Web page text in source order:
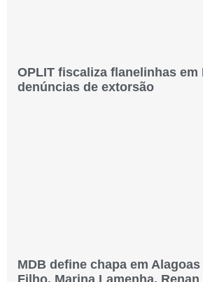
OPLIT fiscaliza flanelinhas em
denúncias de extorsão
MDB define chapa em